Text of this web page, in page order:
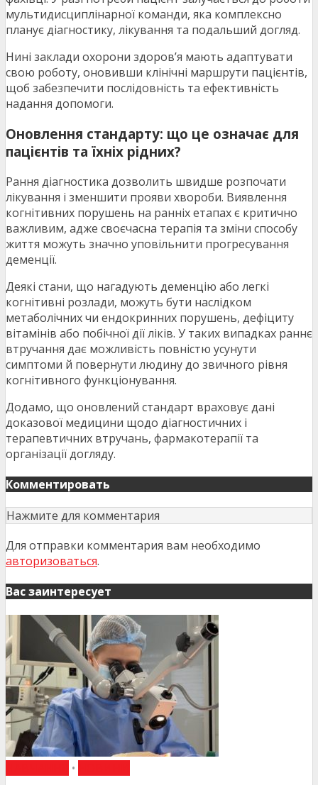
мультидисциплінарної команди, яка комплексно
планує діагностику, лікування та подальший догляд.
Нині заклади охорони здоров’я мають адаптувати
свою роботу, оновивши клінічні маршрути пацієнтів,
щоб забезпечити послідовність та ефективність
надання допомоги.
Оновлення стандарту: що це означає для
пацієнтів та їхніх рідних?
Рання діагностика дозволить швидше розпочати
лікування і зменшити прояви хвороби. Виявлення
когнітивних порушень на ранніх етапах є критично
важливим, адже своєчасна терапія та зміни способу
життя можуть значно уповільнити прогресування
деменції.
Деякі стани, що нагадують деменцію або легкі
когнітивні розлади, можуть бути наслідком
метаболічних чи ендокринних порушень, дефіциту
вітамінів або побічної дії ліків. У таких випадках раннє
втручання дає можливість повністю усунути
симптоми й повернути людину до звичного рівня
когнітивного функціонування.
Додамо, що оновлений стандарт враховує дані
доказової медицини щодо діагностичних і
терапевтичних втручань, фармакотерапії та
організації догляду.
Комментировать
Нажмите для комментария
Для отправки комментария вам необходимо
авторизоваться.
Вас заинтересует
•